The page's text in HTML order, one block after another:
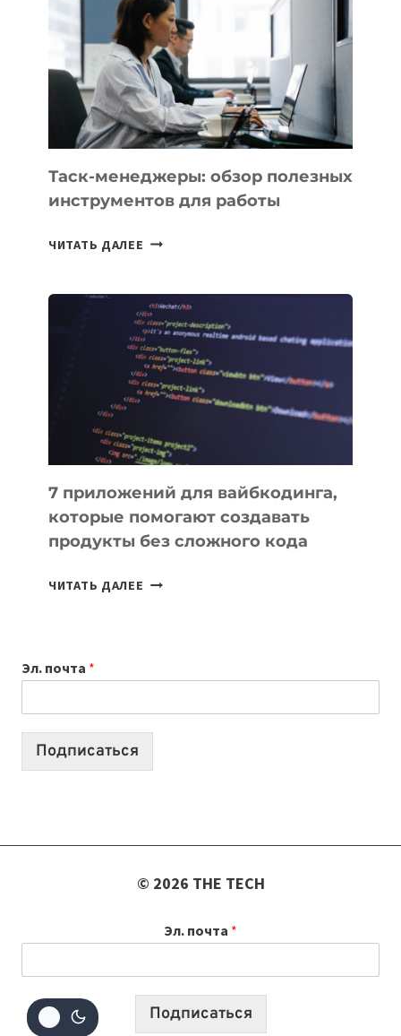
КАКИЕ
3
ЗАДАЧИ
ЕМУ
МОЖНО
ПОРУЧИТЬ
УЖЕ
СЕГОДНЯ
Таск-менеджеры: обзор полезных
инструментов для работы
ЧИТАТЬ ДАЛЕЕ ТАСК-
ПОЛЕЗНЫХ
ИНСТРУМЕНТОВ
ДЛЯ
РАБОТЫ
7 приложений для вайбкодинга,
которые помогают создавать
продукты без сложного кода
ЧИТАТЬ ДАЛЕЕ
СОЗДАВАТЬ
ПРОДУКТЫ
Эл. почта *
Подписаться
© 2026 THE TECH
Эл. почта *
Подписаться